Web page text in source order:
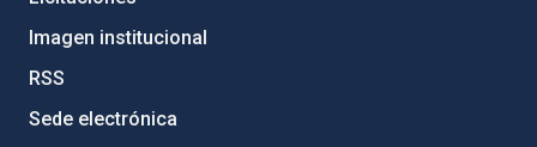
Imagen institucional
RSS
Sede electrónica